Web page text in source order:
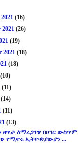
2021(16)
2021(26)
(19)
2021(18)
(18)
(10)
(11)
(14)
(11)
(13)
ፀጥታ ለማረጋገጥ በሀገር ውስጥም
የሚኖሩ ኢትዮጵያውያን ...